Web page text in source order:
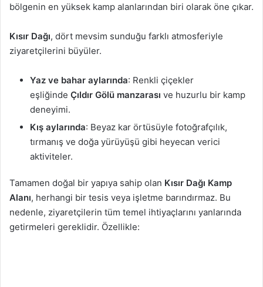
bölgenin en yüksek kamp alanlarından biri olarak öne çıkar.
Kısır Dağı, dört mevsim sunduğu farklı atmosferiyle
ziyaretçilerini büyüler.
Yaz ve bahar aylarında: Renkli çiçekler
eşliğinde Çıldır Gölü manzarası ve huzurlu bir kamp
deneyimi.
Kış aylarında: Beyaz kar örtüsüyle fotoğrafçılık,
tırmanış ve doğa yürüyüşü gibi heyecan verici
aktiviteler.
Tamamen doğal bir yapıya sahip olan Kısır Dağı Kamp
Alanı, herhangi bir tesis veya işletme barındırmaz. Bu
nedenle, ziyaretçilerin tüm temel ihtiyaçlarını yanlarında
getirmeleri gereklidir. Özellikle: